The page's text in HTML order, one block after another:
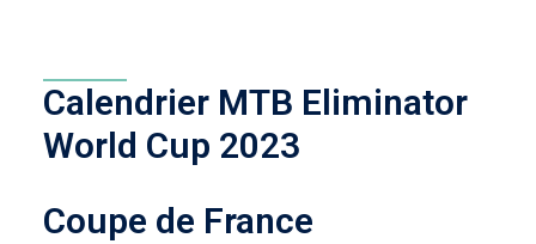
Calendrier MTB Eliminator
World Cup 2023
Coupe de France